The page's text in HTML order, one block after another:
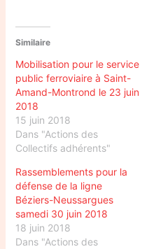
Similaire
Mobilisation pour le service
public ferroviaire à Saint-
Amand-Montrond le 23 juin
2018
15 juin 2018
Dans "Actions des
Collectifs adhérents"
Rassemblements pour la
défense de la ligne
Béziers-Neussargues
samedi 30 juin 2018
18 juin 2018
Dans "Actions des